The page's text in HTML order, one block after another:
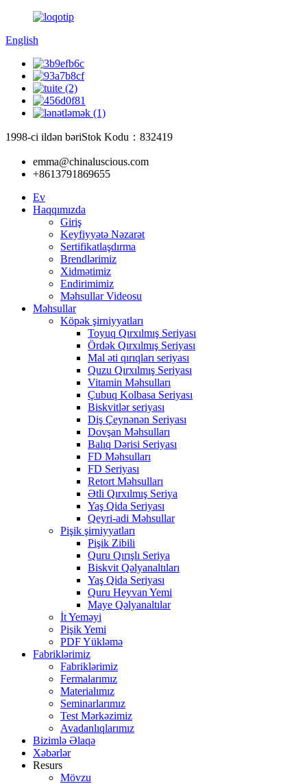
English
1998-ci ildən bəriStok Kodu：832419
emma@chinaluscious.com
+8613791869655
Ev
Haqqımızda
Giriş
Keyfiyyətə Nəzarət
Sertifikatlaşdırma
Brendlərimiz
Xidmətimiz
Endirimimiz
Məhsullar Videosu
Məhsullar
Köpək şirniyyatları
Toyuq Qırxılmış Seriyası
Ördək Qırxılmış Seriyası
Mal əti qırıqları seriyası
Quzu Qırxılmış Seriyası
Vitamin Məhsulları
Çubuq Kolbasa Seriyası
Biskvitlər seriyası
Diş Çeynənən Seriyası
Dovşan Məhsulları
Balıq Dərisi Seriyası
FD Məhsulları
FD Seriyası
Retort Məhsulları
Ətli Qırxılmış Seriya
Yaş Qida Seriyası
Qeyri-adi Məhsullar
Pişik şirniyyatları
Pişik Zibili
Quru Qırışlı Seriya
Biskvit Qəlyanaltıları
Yaş Qida Seriyası
Quru Heyvan Yemi
Maye Qəlyanaltılar
İt Yeməyi
Pişik Yemi
PDF Yükləmə
Fabriklərimiz
Fabriklərimiz
Fermalarımız
Materialımız
Seminarlarımız
Test Mərkəzimiz
Avadanlıqlarımız
Bizimlə Əlaqə
Xəbərlər
Resurs
Mövzu